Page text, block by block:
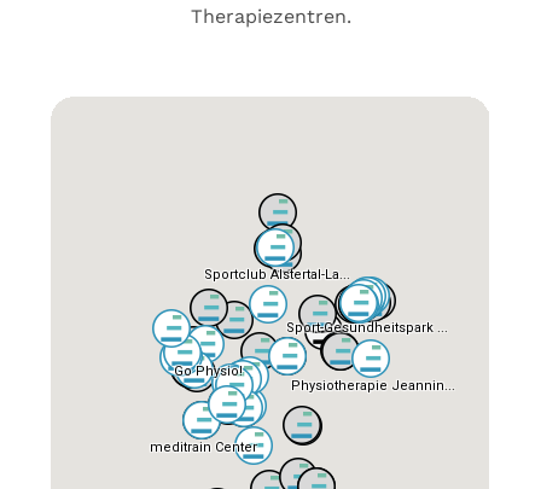
Therapiezentren.